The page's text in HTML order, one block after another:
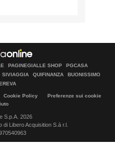
PAGINEGIALLE SHOP
PGCASA
SIVIAGGIA QUIFINANZA
BUONISSIMO
Cookie Policy
Preferenze sui cookie
S.p.A. 2026
Libero Acquisition S.á r.l.